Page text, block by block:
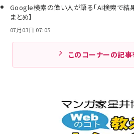
Google検索の偉い人が語る「AI検索で結果
まとめ】
07月03日 07:05
このコーナーの記事